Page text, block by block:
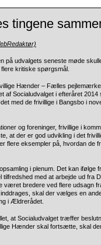
tingene
på udvalgets seneste møde
kritiske spørgsmål.
Hænder – Fælles
af Socialudvalget i efteråret
med de frivillige i Bangsbo i
og foreninger, frivillige i
at der er god udvikling i det
flere eksempler på, hvordan de
i plenum. Det kan ifølge
med at arbejde ud fra
bredere ved flere udsagn
skal der vælges en
i Ældrerådet.
at Socialudvalget træffer
Hænder skal fortsætte, skal